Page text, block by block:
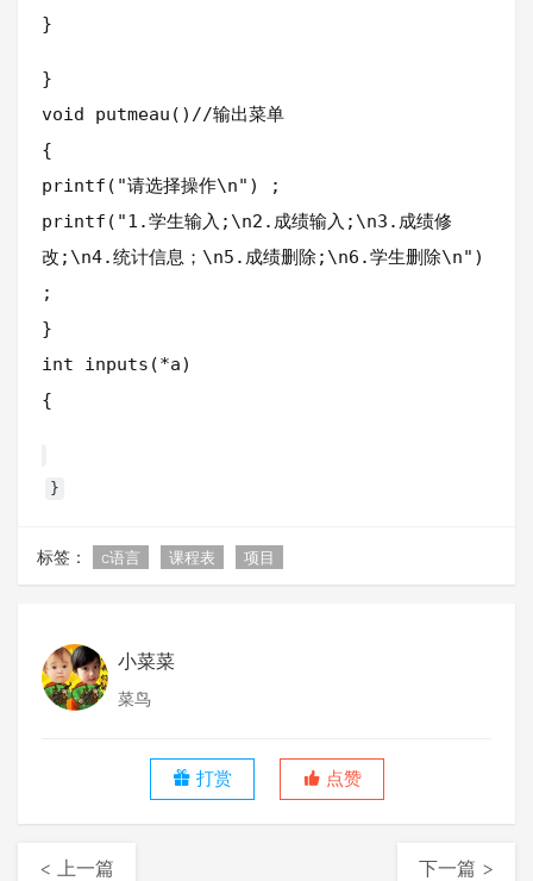
}
}
void putmeau()//输出菜单
{
printf("请选择操作\n") ;
printf("1.学生输入;\n2.成绩输入;\n3.成绩修
改;\n4.统计信息；\n5.成绩删除;\n6.学生删除\n")
;
}
int inputs(*a)
{
}
标签： c语言 课程表 项目
小菜菜
菜鸟
打赏 点赞
< 上一篇 下一篇 >